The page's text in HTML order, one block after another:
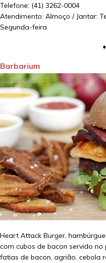
Telefone: (41) 3262-0004
Atendimento: Almoço / Jantar:
Segunda-feira
Barbarium
Heart Attack Burger,
com cubos de bacon servido
fatias de bacon, agrião, cebola